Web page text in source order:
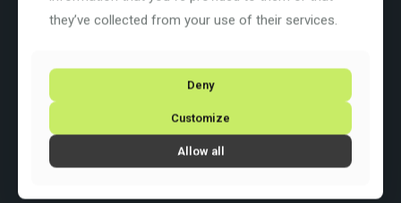
Basisfarbe: Schwarz
Rahmengrösse: XL
Schaltung: Shimano GRX820 1×12
they’ve collected from your use of their services.
Deny
Customize
Allow all